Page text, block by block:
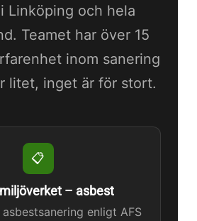
Linköping och hela
Teamet har över 15
inom sanering
litet, inget är för stort.
📋
– asbest
enligt AFS